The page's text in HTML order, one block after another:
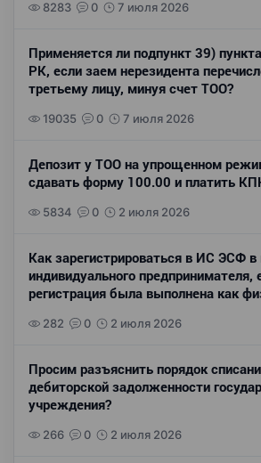
8283 0 7 июля 2026
Применяется ли подпункт 39)
РК, если заем нерезидента
третьему лицу, минуя счет ТОО?
19035 0 7 июля 2026
Депозит у ТОО на упрощенном
сдавать форму 100.00 и платить
5834 0 2 июля 2026
Как зарегистрироваться в ИС ЭСФ в
индивидуального предпринимателя,
регистрация была выполнена как
282 0 2 июля 2026
Просим разъяснить порядок
дебиторской задолженности
учреждения?
266 0 2 июля 2026